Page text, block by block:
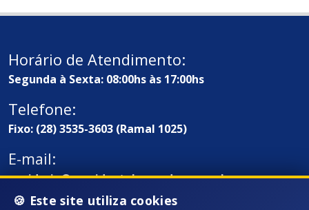
Horário de Atendimento:
Segunda à Sexta: 08:00hs às 17:00hs
Telefone:
Fixo: (28) 3535-3603 (Ramal 1025)
E-mail:
ouvidoria@presidentekennedy.es.gov.br
🍪 Este site utiliza cookies